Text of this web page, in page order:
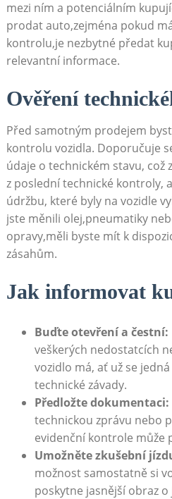
mezi ním a potenciálním
prodat auto,zejména pokud
kontrolu,je nezbytné předat
relevantní informace.
Ověření
Před samotným prodejem
kontrolu vozidla. Doporučuje
údaje o technickém stavu,
z poslední technické kontroly,
údržbu, které byly na vozidle
jste měnili olej,pneumatiky
opravy,měli byste mít k
zásahům.
Jak informovat
Buďte otevření a čestní:
veškerých nedostatcích
vozidlo má, ať už se
technické závady.
Předložte dokumentaci:
technickou zprávu nebo
evidenční kontrole může
Umožněte zkušební
možnost samostatně si
poskytne jasnější obraz o